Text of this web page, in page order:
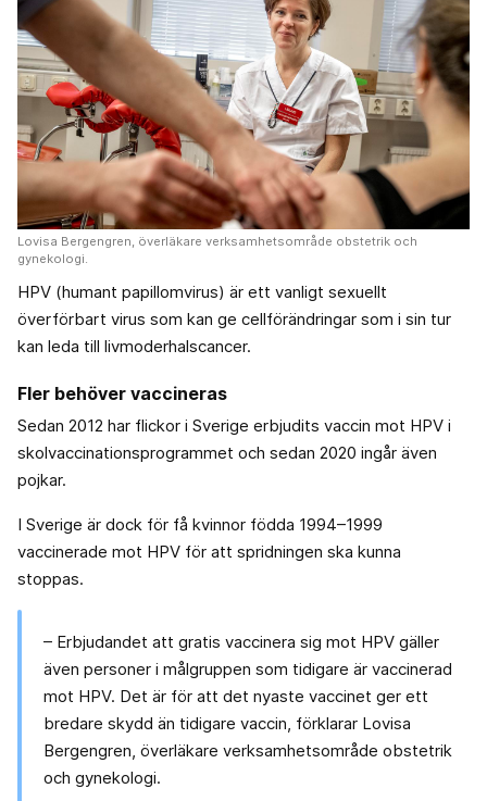
Lovisa Bergengren, överläkare verksamhetsområde obstetrik och
gynekologi.
HPV (humant papillomvirus) är ett vanligt sexuellt
överförbart virus som kan ge cellförändringar som i sin tur
kan leda till livmoderhalscancer.
Fler behöver vaccineras
Sedan 2012 har flickor i Sverige erbjudits vaccin mot HPV i
skolvaccinationsprogrammet och sedan 2020 ingår även
pojkar.
I Sverige är dock för få kvinnor födda 1994–1999
vaccinerade mot HPV för att spridningen ska kunna
stoppas.
– Erbjudandet att gratis vaccinera sig mot HPV gäller
även personer i målgruppen som tidigare är vaccinerad
mot HPV. Det är för att det nyaste vaccinet ger ett
bredare skydd än tidigare vaccin, förklarar Lovisa
Bergengren, överläkare verksamhetsområde obstetrik
och gynekologi.